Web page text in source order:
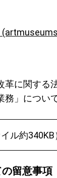
に関する
」につい
ル約340KB
留意事項